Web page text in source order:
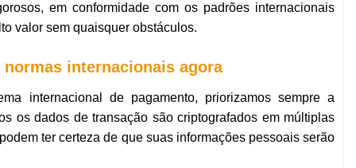
em conformidade com os padrões internacionais
valor sem quaisquer obstáculos.
internacionais agora
internacional de pagamento, priorizamos sempre a
os dados de transação são criptografados em múltiplas
ter certeza de que suas informações pessoais serão